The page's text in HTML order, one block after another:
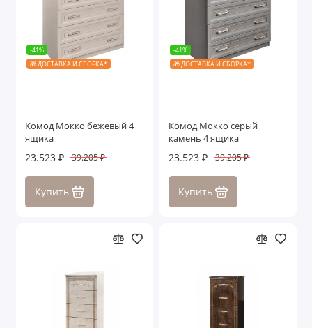
-41%
🎁 ДОСТАВКА И СБОРКА*
Комод Мокко бежевый 4
ящика
23.523 ₽ 39.205 ₽
Купить
-41%
🎁 ДОСТАВКА И СБОРКА*
Комод Мокко серый
камень 4 ящика
23.523 ₽ 39.205 ₽
Купить